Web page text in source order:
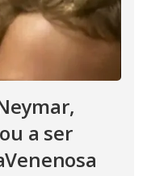
a ser